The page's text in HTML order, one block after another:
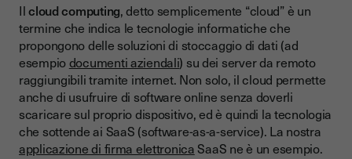
Ilcloud computing, detto semplicemente “cloud” è un
termine che indica le tecnologie informatiche che
propongono delle soluzioni di stoccaggio di dati (ad
esempiodocumenti aziendali) su dei server da remoto
raggiungibili tramite internet. Non solo, il cloud permette
anche di usufruire di software online senza doverli
scaricare sul proprio dispositivo, ed è quindi la tecnologia
che sottende ai SaaS (software-as-a-service). La nostra
applicazione di firma elettronicaSaaS ne è un esempio.